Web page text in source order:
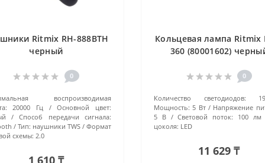
Ritmix RH-888BTH
черный
0
воспроизводимая
20000 Гц
Основной цвет:
Способ передачи сигнала:
Тип: наушники TWS
Формат
схемы: 2.0
1 610 ₸
Кольцевая лампа Ritmix
360 (80001602)
0
Количество светодиодов:
Мощность: 5 Вт
Напряжение
5 В
Световой поток:
100 лм
цоколя: LED
11 629 ₸